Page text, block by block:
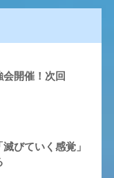
開催！次回
びていく感覚」